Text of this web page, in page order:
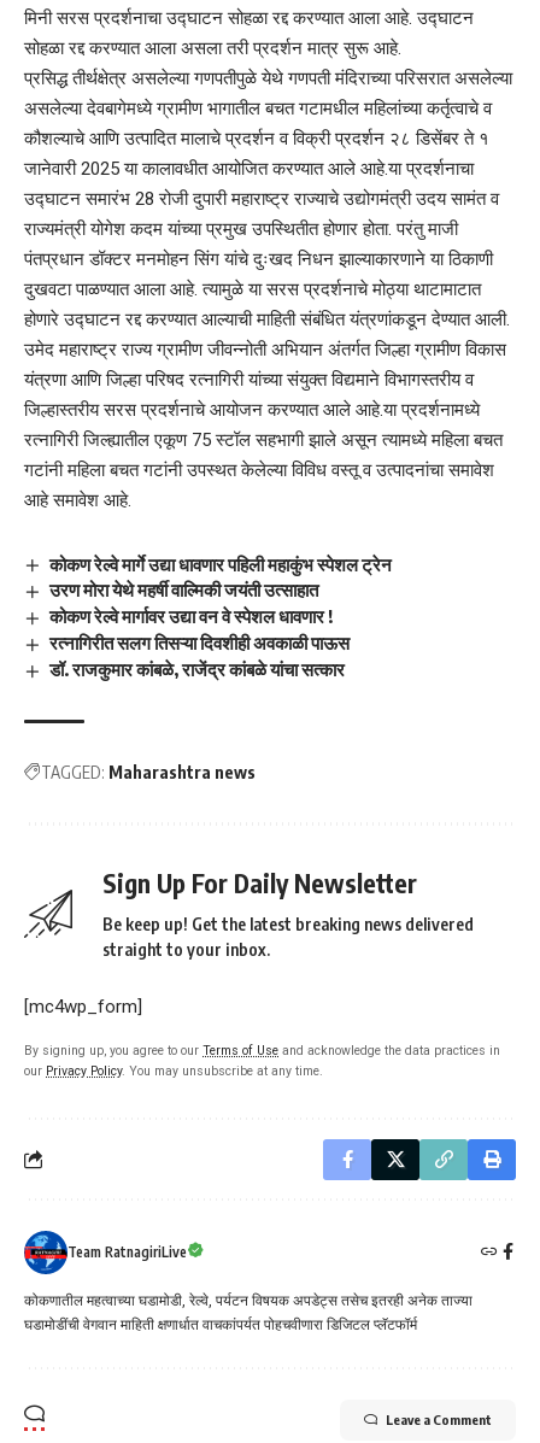
मिनी सरस प्रदर्शनाचा उद्घाटन सोहळा रद्द करण्यात आला आहे. उद्घाटन
सोहळा रद्द करण्यात आला असला तरी प्रदर्शन मात्र सुरू आहे.
प्रसिद्ध तीर्थक्षेत्र असलेल्या गणपतीपुळे येथे गणपती मंदिराच्या परिसरात असलेल्या
असलेल्या देवबागेमध्ये ग्रामीण भागातील बचत गटामधील महिलांच्या कर्तृत्वाचे व
कौशल्याचे आणि उत्पादित मालाचे प्रदर्शन व विक्री प्रदर्शन २८ डिसेंबर ते १
जानेवारी 2025 या कालावधीत आयोजित करण्यात आले आहे.या प्रदर्शनाचा
उद्घाटन समारंभ 28 रोजी दुपारी महाराष्ट्र राज्याचे उद्योगमंत्री उदय सामंत व
राज्यमंत्री योगेश कदम यांच्या प्रमुख उपस्थितीत होणार होता. परंतु माजी
पंतप्रधान डॉक्टर मनमोहन सिंग यांचे दुःखद निधन झाल्याकारणाने या ठिकाणी
दुखवटा पाळण्यात आला आहे. त्यामुळे या सरस प्रदर्शनाचे मोठ्या थाटामाटात
होणारे उद्घाटन रद्द करण्यात आल्याची माहिती संबंधित यंत्रणांकडून देण्यात आली.
उमेद महाराष्ट्र राज्य ग्रामीण जीवन्नोती अभियान अंतर्गत जिल्हा ग्रामीण विकास
यंत्रणा आणि जिल्हा परिषद रत्नागिरी यांच्या संयुक्त विद्यमाने विभागस्तरीय व
जिल्हास्तरीय सरस प्रदर्शनाचे आयोजन करण्यात आले आहे.या प्रदर्शनामध्ये
रत्नागिरी जिल्ह्यातील एकूण 75 स्टॉल सहभागी झाले असून त्यामध्ये महिला बचत
गटांनी महिला बचत गटांनी उपस्थत केलेल्या विविध वस्तू व उत्पादनांचा समावेश
आहे समावेश आहे.
कोकण रेल्वे मार्गे उद्या धावणार पहिली महाकुंभ स्पेशल ट्रेन
उरण मोरा येथे महर्षी वाल्मिकी जयंती उत्साहात
कोकण रेल्वे मार्गावर उद्या वन वे स्पेशल धावणार !
रत्नागिरीत सलग तिसऱ्या दिवशीही अवकाळी पाऊस
डॉ. राजकुमार कांबळे, राजेंद्र कांबळे यांचा सत्कार
TAGGED: Maharashtra news
Sign Up For Daily Newsletter
Be keep up! Get the latest breaking news delivered
straight to your inbox.
[mc4wp_form]
By signing up, you agree to our Terms of Use and acknowledge the data practices in
our Privacy Policy. You may unsubscribe at any time.
Team RatnagiriLive
कोकणातील महत्वाच्या घडामोडी, रेल्वे, पर्यटन विषयक अपडेट्स तसेच इतरही अनेक ताज्या
घडामोडींची वेगवान माहिती क्षणार्धात वाचकांपर्यत पोहचवीणारा डिजिटल प्लॅटफॉर्म
Leave a Comment